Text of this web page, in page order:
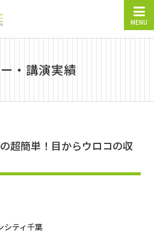
MENU
・講演実績
超簡単！目からウロコの収
シティ千葉